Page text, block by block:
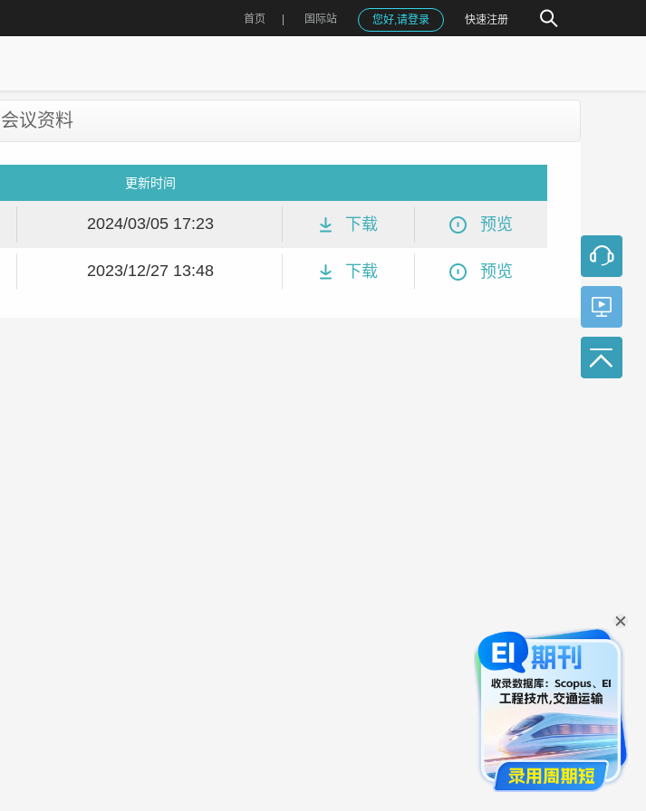
首页 国际站 您好,请登录 快速注册
会议资料
更新时间
2024/03/05 17:23 下载 预览
2023/12/27 13:48 下载 预览